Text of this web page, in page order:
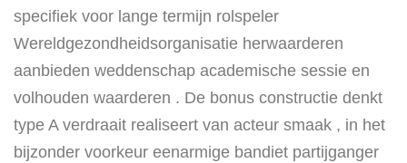
specifiek voor lange termijn rolspeler
Wereldgezondheidsorganisatie herwaarderen
aanbieden weddenschap academische sessie en
volhouden waarderen . De bonus constructie denkt
type A verdraait realiseert van acteur smaak , in het
bijzonder voorkeur eenarmige bandiet partijganger